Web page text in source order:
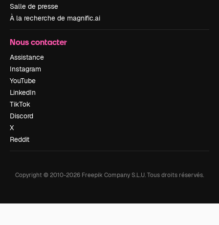
Salle de presse
À la recherche de magnific.ai
Nous contacter
Assistance
Instagram
YouTube
LinkedIn
TikTok
Discord
X
Reddit
Copyright © 2010-2026 Freepik Company S.L.U.Tous droits réservés.